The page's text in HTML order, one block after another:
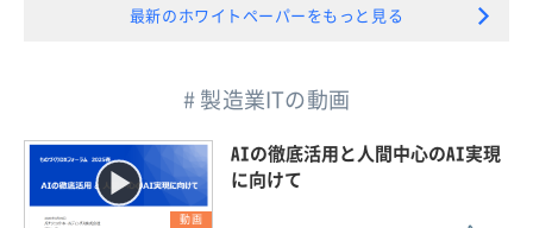
最新のホワイトペーパーをもっと見る
# 製造業ITの動画
動画
AIの徹底活用と人間中心のAI実現
に向けて